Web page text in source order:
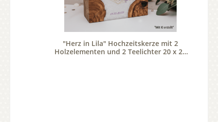
"Herz in Lila" Hochzeitskerze mit 2
Holzelementen und 2 Teelichter 20 x 20